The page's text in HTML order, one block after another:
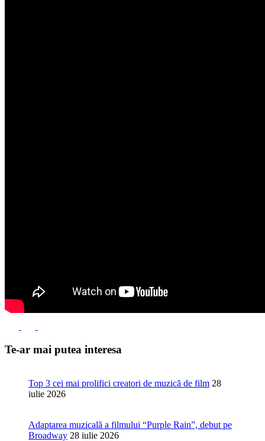
Te-ar mai putea interesa
Top 3 cei mai prolifici creatori de muzică de film 28
iulie 2026
Adaptarea muzicală a filmului “Purple Rain”, debut pe
Broadway 28 iulie 2026